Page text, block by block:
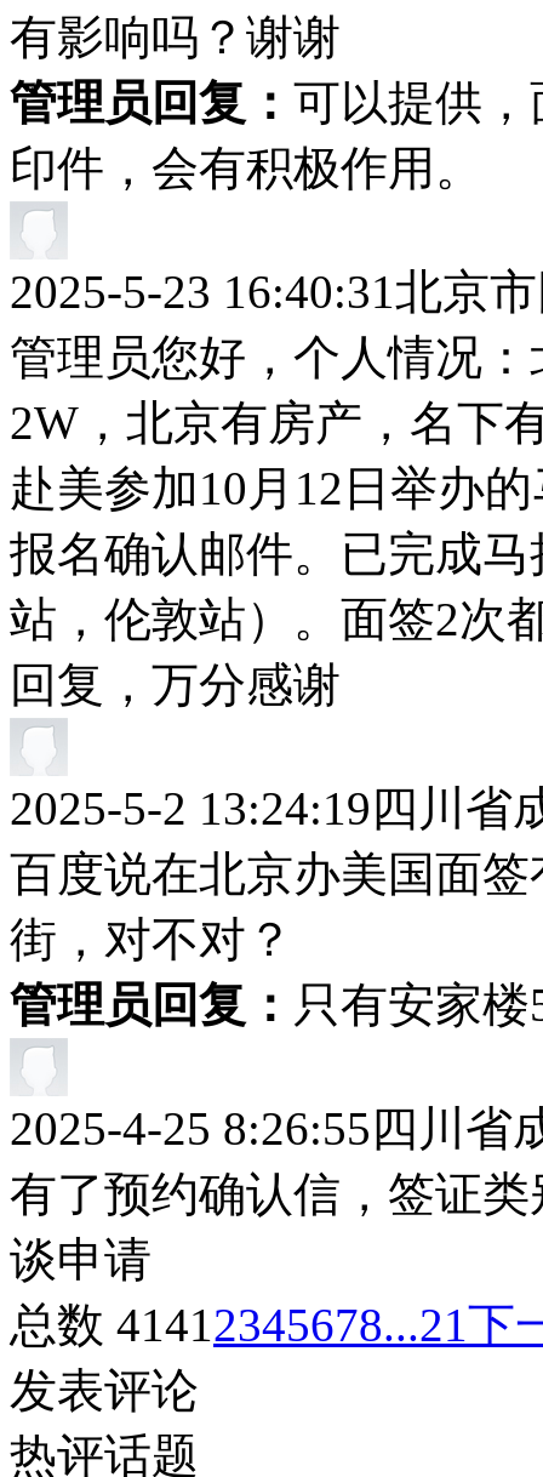
有影响吗？谢谢
管理员回复： 可以提供
印件，会有积极作用。
2025-5-23 16:40:31北京
管理员您好，个人情况
2W，北京有房产，名下
赴美参加10月12日举办
报名确认邮件。已完成
站，伦敦站）。面签2次
回复，万分感谢
2025-5-2 13:24:19 四川省
百度说在北京办美国面
街，对不对？
管理员回复： 只有安家楼
2025-4-25 8:26:55 四川省
有了预约确认信，签证
谈申请
总数 41412345678...21下
发表评论
热评话题